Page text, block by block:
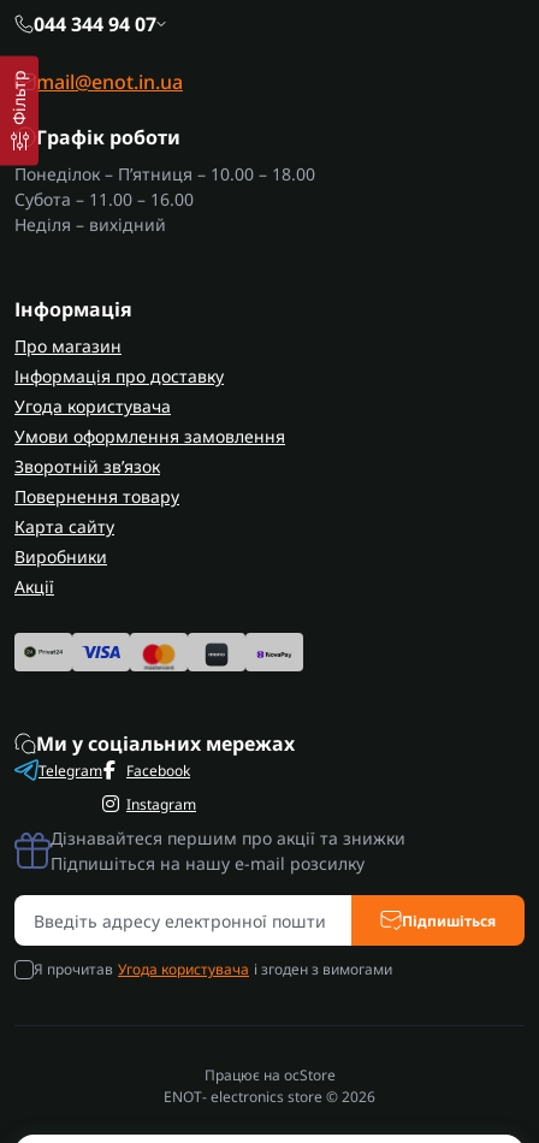
Фільтр
044 344 94 07
mail@enot.in.ua
Графік роботи
Понеділок – П’ятниця – 10.00 – 18.00
Субота – 11.00 – 16.00
Неділя – вихідний
Інформація
Про магазин
Інформація про доставку
Угода користувача
Умови оформлення замовлення
Зворотній зв’язок
Повернення товару
Карта сайту
Виробники
Акції
Ми у соціальних мережах
Telegram
Facebook
Instagram
Дізнавайтеся першим про акції та знижки
Підпишіться на нашу e-mail розсилку
Підпишіться
Я прочитав Угода користувача і згоден з вимогами
Працює на ocStore
ENOT- electronics store © 2026